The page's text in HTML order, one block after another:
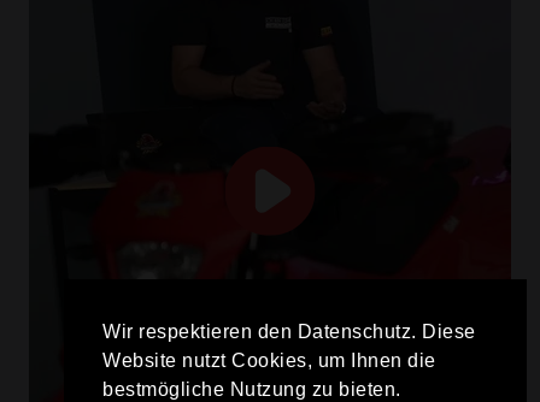
Wir respektieren den Datenschutz. Diese
Website nutzt Cookies, um Ihnen die
bestmögliche Nutzung zu bieten.